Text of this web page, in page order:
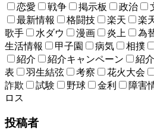
恋愛
戦争 掲示板 政治
最新情報
格闘技 楽天 楽
歌手
水ダウ 漫画 炎上 為
生活情報
甲子園 病気 相撲
紹介
紹介キャンペーン 紹
表
羽生結弦 考察 花火大会
詐欺
試験 野球 金利 障害
ロス
投稿者